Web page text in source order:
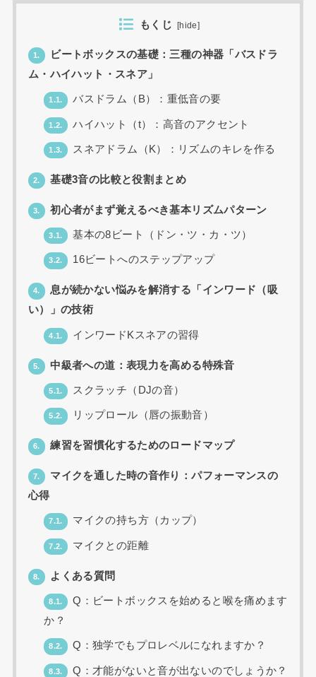
もくじ [hide]
1.
ビートボックスの基礎：三種の神器「バスドラ
ム・ハイハット・スネア」
1.1. バスドラム（B）：重低音の要
1.2. ハイハット（t）：高音のアクセント
1.3. スネアドラム（K）：リズムのキレを作る
2. 基礎3音の比較と役割まとめ
3. 初心者がまず覚えるべき基本リズムパターン
3.1. 基本の8ビート（ドン・ツ・カ・ツ）
3.2. 16ビートへのステップアップ
4.
息が続かない悩みを解消する「インワード（吸
い）」の技術
4.1. インワードKスネアの習得
5. 中級者への道：表現力を高める特殊音
5.1. スクラッチ（DJの音）
5.2. リップロール（唇の振動音）
6. 練習を習慣化するためのロードマップ
7.
マイクを通した時の音作り：パフォーマンスの
心得
7.1. マイクの持ち方（カップ）
7.2. マイクとの距離
8. よくある質問
8.1.
Q：ビートボックスを始めると喉を痛めます
か？
8.2. Q：独学でもプロレベルになれますか？
8.3. Q：才能がないと音が出ないのでしょうか？